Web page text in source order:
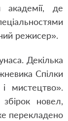
академії, де
режисер».
Декілька
Спілки
мистецтво».
новел,
перекладено